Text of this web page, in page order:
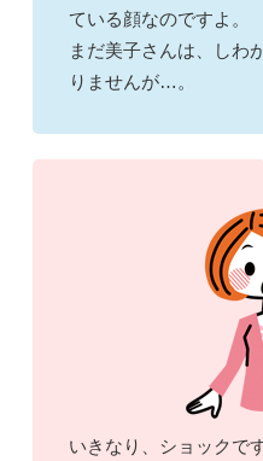
ている顔なのですよ。
まだ美子さんは、しわ
りませんが…。
いきなり、ショックで